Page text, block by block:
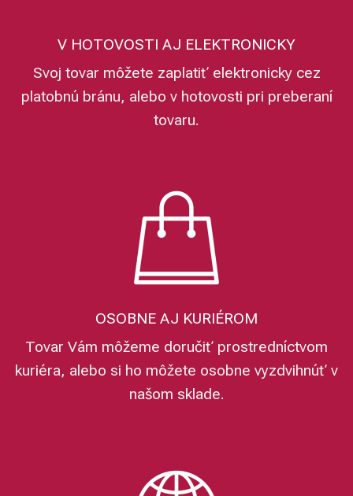
V HOTOVOSTI AJ ELEKTRONICKY
Svoj tovar môžete zaplatiť elektronicky cez
platobnú bránu, alebo v hotovosti pri preberaní
tovaru.
OSOBNE AJ KURIÉROM
Tovar Vám môžeme doručiť prostredníctvom
kuriéra, alebo si ho môžete osobne vyzdvihnúť v
našom sklade.